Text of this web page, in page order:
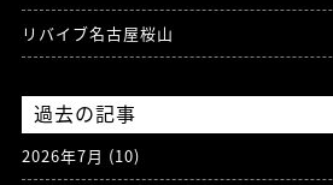
リバイブ名古屋桜山
過去の記事
2026年7月 (10)